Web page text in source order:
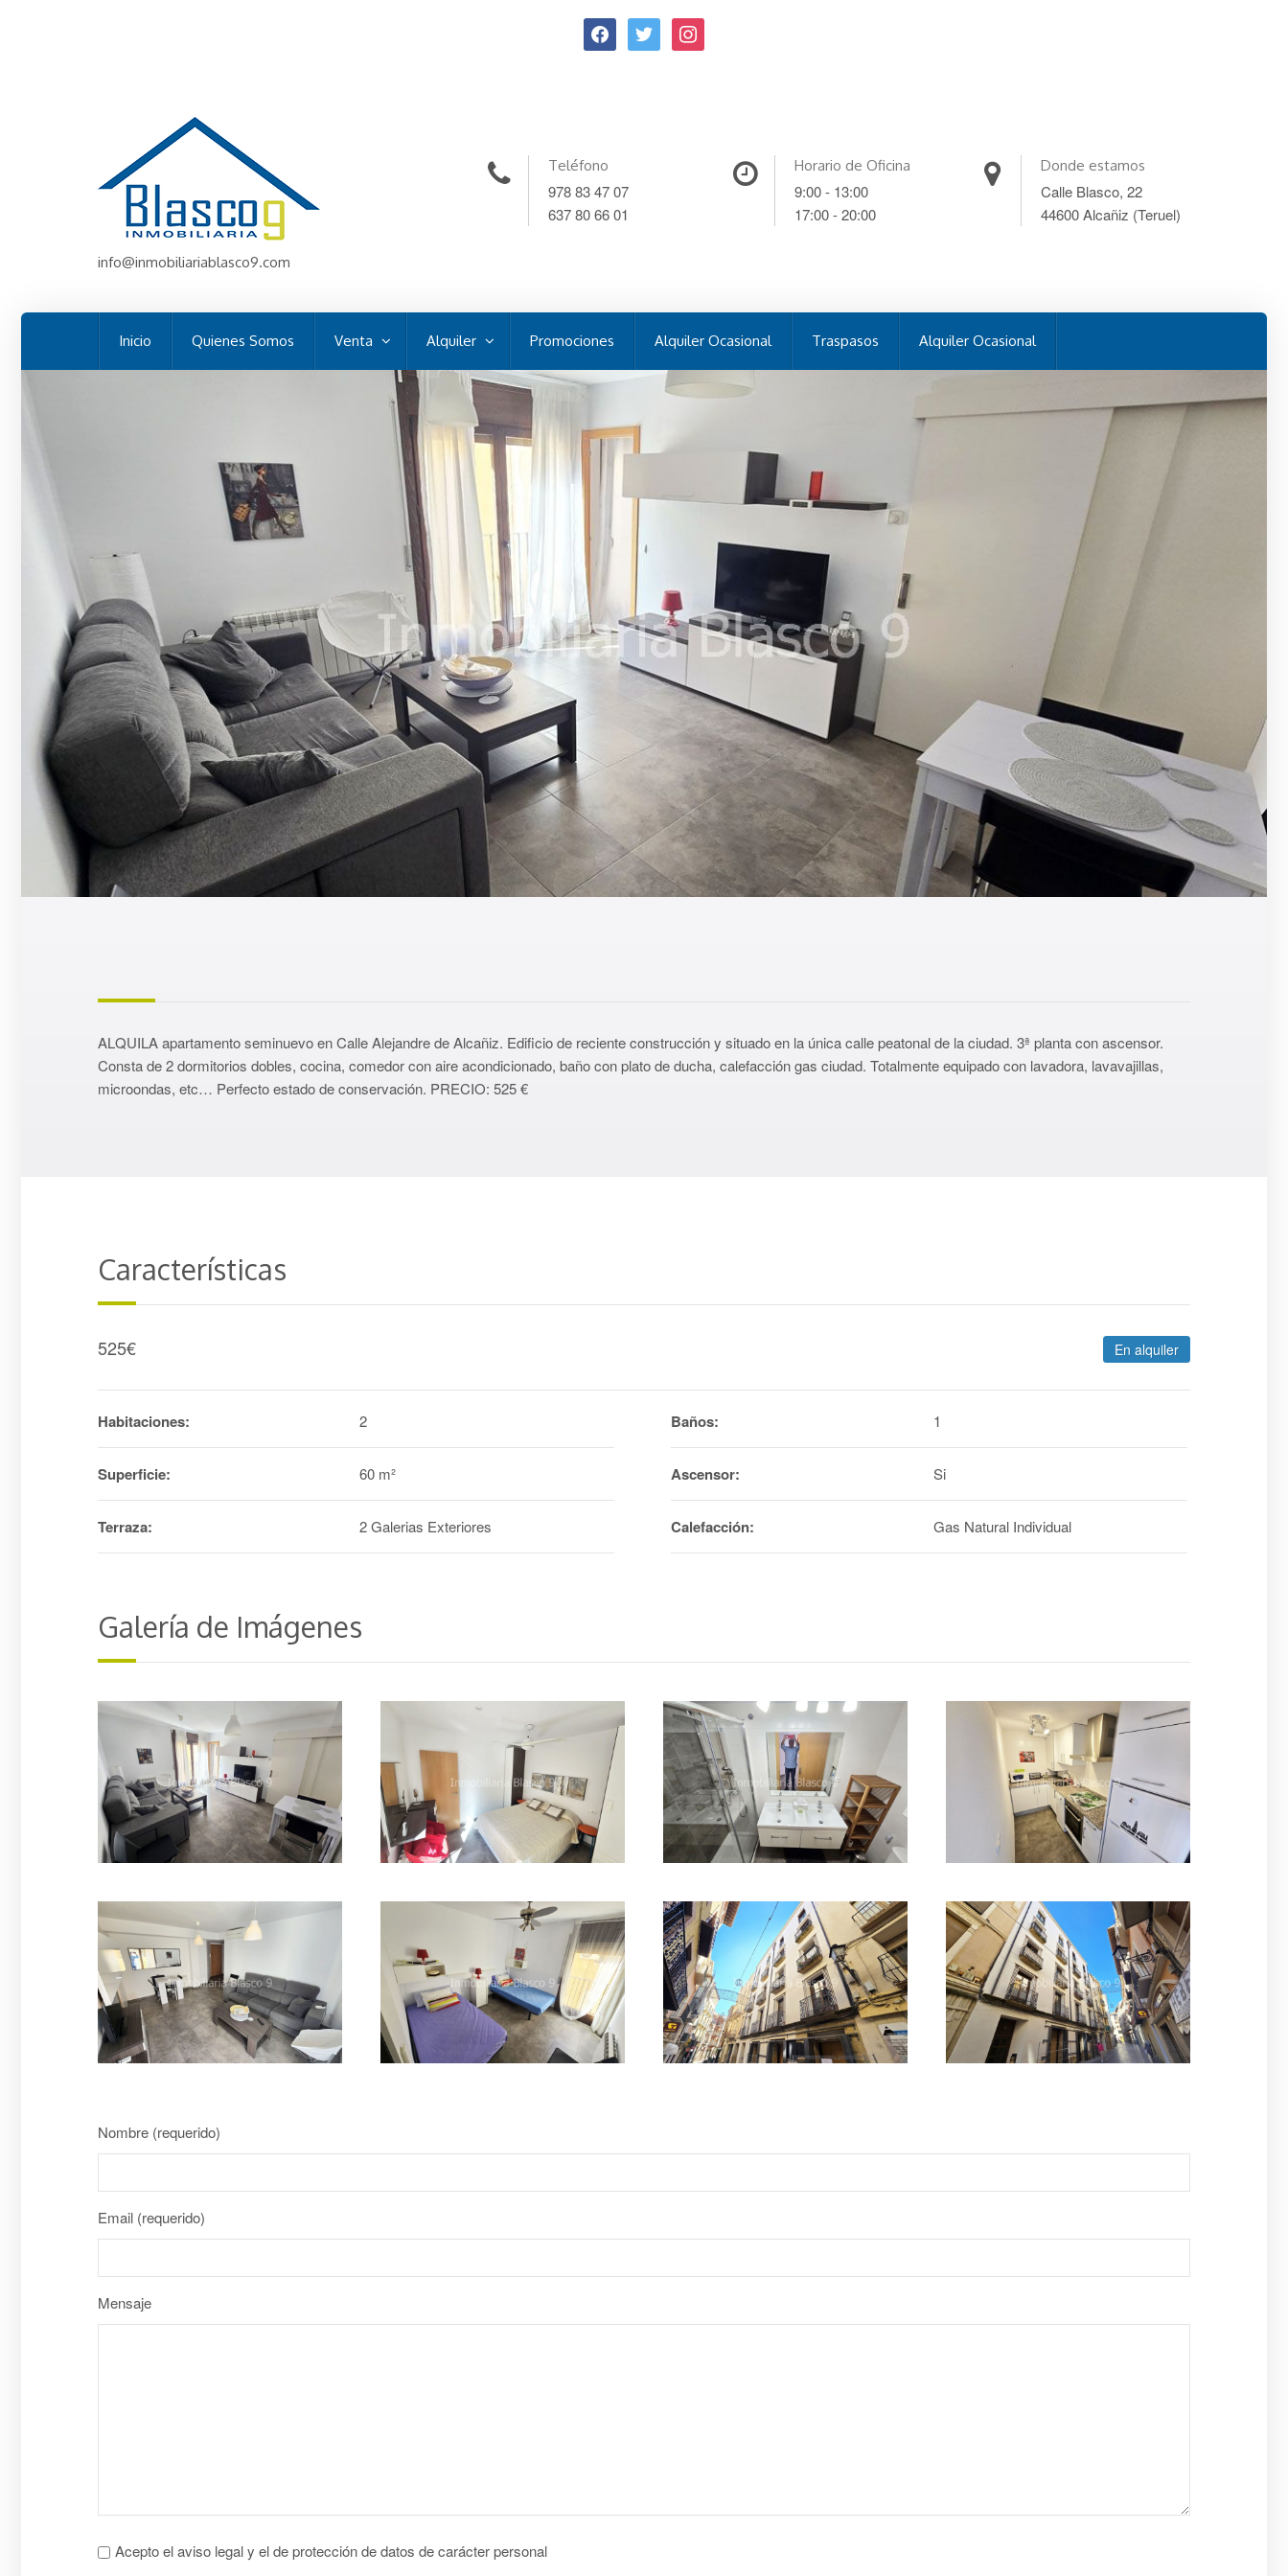
info@inmobiliariablasco9.com
Teléfono
978 83 47 07
637 80 66 01
Horario de Oficina
9:00 - 13:00
17:00 - 20:00
Donde estamos
Calle Blasco, 22
44600 Alcañiz (Teruel)
Inicio Quienes Somos Venta Alquiler Promociones Alquiler Ocasional Traspasos Alquiler Ocasional
ALQUILA apartamento seminuevo en Calle Alejandre de Alcañiz. Edificio de reciente construcción y situado en la única calle peatonal de la ciudad. 3ª planta con ascensor.
Consta de 2 dormitorios dobles, cocina, comedor con aire acondicionado, baño con plato de ducha, calefacción gas ciudad. Totalmente equipado con lavadora, lavavajillas,
microondas, etc… Perfecto estado de conservación. PRECIO: 525 €
Características
525€ En alquiler
Habitaciones: 2 Baños: 1
Superficie: 60 m² Ascensor: Si
Terraza: 2 Galerias Exteriores Calefacción: Gas Natural Individual
Galería de Imágenes
Nombre (requerido)
Email (requerido)
Mensaje
Acepto el aviso legal y el de protección de datos de carácter personal